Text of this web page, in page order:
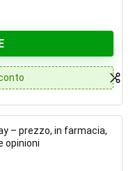
– prezzo, in farmacia,
opinioni